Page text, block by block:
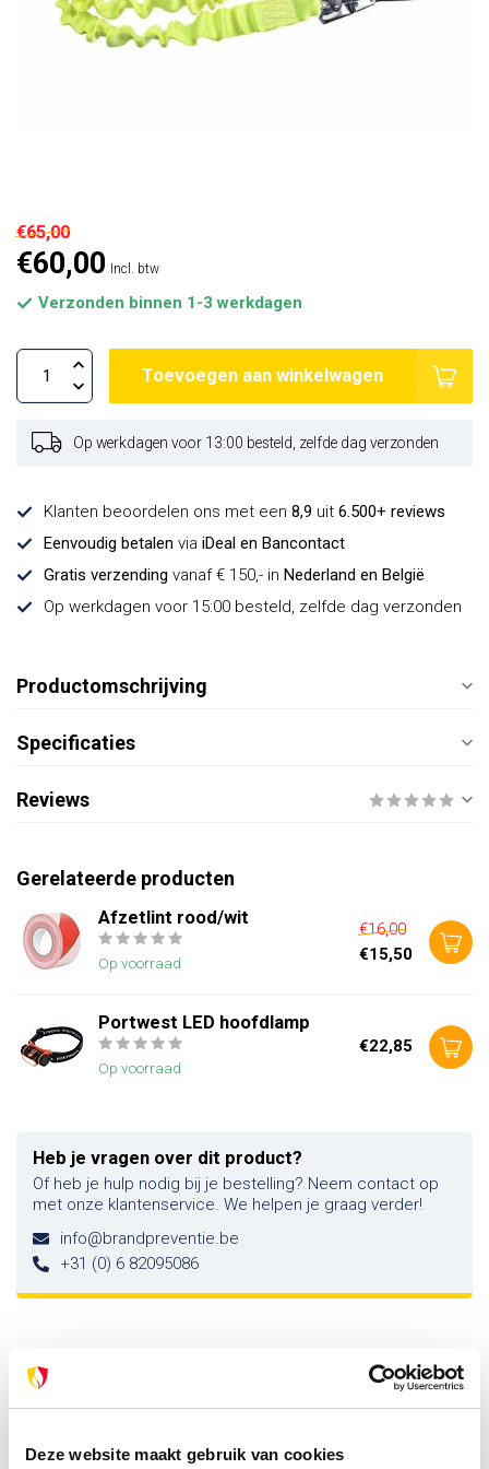
Deze website maakt gebruik van cookies
€65,00
€60,00 Incl. btw
Verzonden binnen 1-3 werkdagen
Toevoegen aan winkelwagen
Op werkdagen voor 13:00 besteld, zelfde dag verzonden
Klanten beoordelen ons met een 8,9 uit 6.500+ reviews
Eenvoudig betalen via iDeal en Bancontact
Gratis verzending vanaf € 150,- in Nederland en België
Op werkdagen voor 15:00 besteld, zelfde dag verzonden
Productomschrijving
Specificaties
Reviews
Gerelateerde producten
Afzetlint rood/wit
Op voorraad
€16,00
€15,50
Portwest LED hoofdlamp
Op voorraad
€22,85
Heb je vragen over dit product?
Of heb je hulp nodig bij je bestelling? Neem contact op
met onze klantenservice. We helpen je graag verder!
info@brandpreventie.be
+31 (0) 6 82095086
Recent bekeken